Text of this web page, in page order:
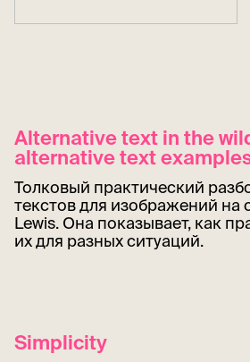
Alternative text in the
alternative text
Толковый практический
текстов для изображений на
Lewis. Она показывает, как
их для разных ситуаций.
Simplicity